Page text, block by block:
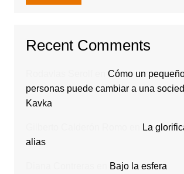
Recent Comments
Cómo un
personas puede cambiar a una
Kavka
La
alias
Bajo la esfera